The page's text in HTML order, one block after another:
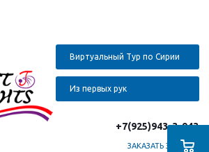
Виртуальный Тур по Сирии
Из первых рук
+7(925)943-3-943
ЗАКАЗАТЬ ЗВОНОК